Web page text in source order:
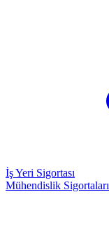
İş Yeri Sigortası
Mühendislik Sigortaları